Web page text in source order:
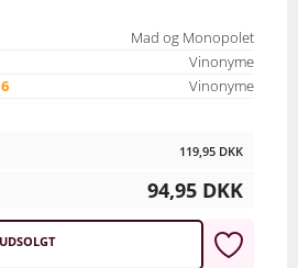
Mad og Monopolet
Vinonyme
Vinonyme
119,95 DKK
94,95 DKK
UDSOLGT